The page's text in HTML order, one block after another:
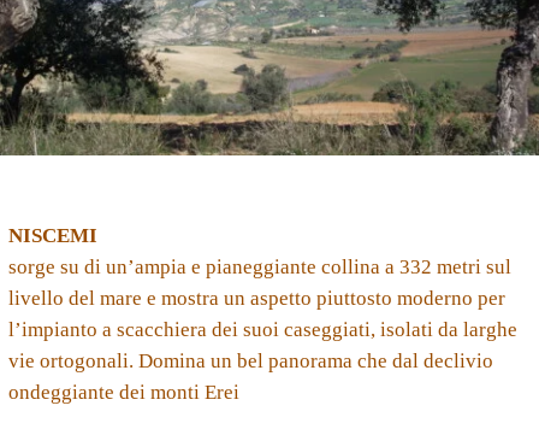
NISCEMI
sorge su di un’ampia e pianeggiante collina a 332 metri sul
livello del mare e mostra un aspetto piuttosto moderno per
l’impianto a scacchiera dei suoi caseggiati, isolati da larghe
vie ortogonali. Domina un bel panorama che dal declivio
ondeggiante dei monti Erei